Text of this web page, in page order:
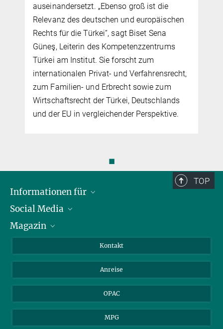
auseinandersetzt. „Ebenso groß ist die
Relevanz des deutschen und europäischen
Rechts für die Türkei“, sagt Biset Sena
Güneş, Leiterin des Kompetenzzentrums
Türkei am Institut. Sie forscht zum
internationalen Privat- und Verfahrensrecht,
zum Familien- und Erbrecht sowie zum
Wirtschaftsrecht der Türkei, Deutschlands
und der EU in vergleichender Perspektive.
◼
TOP
Informationen für
Journalist*innen
Stipendiat*innen
Social Media
LinkedIn
Magazin
Kontakt
Anreise
OPAC
MPG